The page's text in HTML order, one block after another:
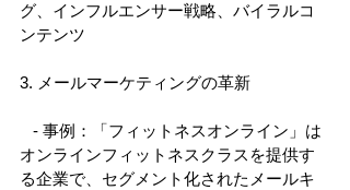
グ、インフルエンサー戦略、バイラルコ
ンテンツ
3. メールマーケティングの革新
- 事例：「フィットネスオンライン」は
オンラインフィットネスクラスを提供す
る企業で、セグメント化されたメールキ